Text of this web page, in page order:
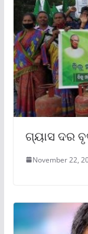
ଗ୍ୟାସ ଦର
November 22,